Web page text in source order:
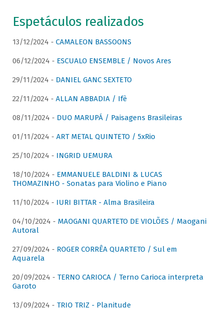
Espetáculos realizados
13/12/2024 - CAMALEON BASSOONS
06/12/2024 - ESCUALO ENSEMBLE / Novos Ares
29/11/2024 - DANIEL GANC SEXTETO
22/11/2024 - ALLAN ABBADIA / Ifè
08/11/2024 - DUO MARUPÁ / Paisagens Brasileiras
01/11/2024 - ART METAL QUINTETO / 5xRio
25/10/2024 - INGRID UEMURA
18/10/2024 - EMMANUELE BALDINI & LUCAS
THOMAZINHO - Sonatas para Violino e Piano
11/10/2024 - IURI BITTAR - Alma Brasileira
04/10/2024 - MAOGANI QUARTETO DE VIOLÕES / Maogani
Autoral
27/09/2024 - ROGER CORRÊA QUARTETO / Sul em
Aquarela
20/09/2024 - TERNO CARIOCA / Terno Carioca interpreta
Garoto
13/09/2024 - TRIO TRIZ - Planitude